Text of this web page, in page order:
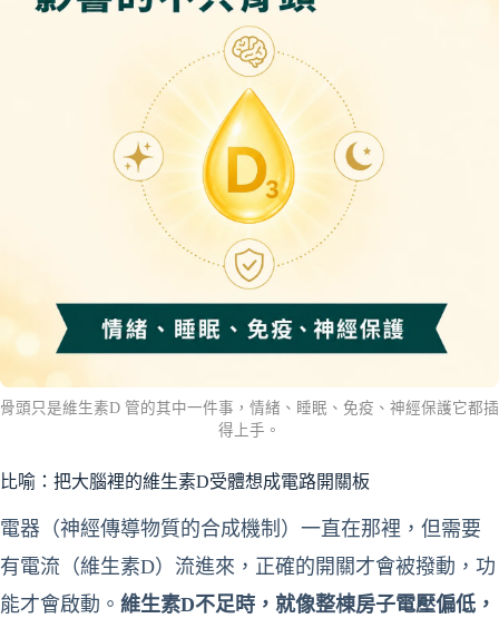
骨頭只是維生素D 管的其中一件事，情緒、睡眠、免疫、神經保護它都插
得上手。
比喻：把大腦裡的維生素D受體想成電路開關板
電器（神經傳導物質的合成機制）一直在那裡，但需要
有電流（維生素D）流進來，正確的開關才會被撥動，功
能才會啟動。 維生素D不足時，就像整棟房子電壓偏低，